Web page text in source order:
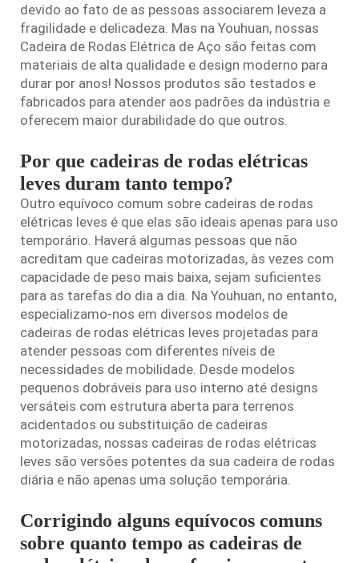
devido ao fato de as pessoas associarem leveza a
fragilidade e delicadeza. Mas na Youhuan, nossas
Cadeira de Rodas Elétrica de Aço são feitas com
materiais de alta qualidade e design moderno para
durar por anos! Nossos produtos são testados e
fabricados para atender aos padrões da indústria e
oferecem maior durabilidade do que outros.
Por que cadeiras de rodas elétricas
leves duram tanto tempo?
Outro equívoco comum sobre cadeiras de rodas
elétricas leves é que elas são ideais apenas para uso
temporário. Haverá algumas pessoas que não
acreditam que cadeiras motorizadas, às vezes com
capacidade de peso mais baixa, sejam suficientes
para as tarefas do dia a dia. Na Youhuan, no entanto,
especializamo-nos em diversos modelos de
cadeiras de rodas elétricas leves projetadas para
atender pessoas com diferentes níveis de
necessidades de mobilidade. Desde modelos
pequenos dobráveis para uso interno até designs
versáteis com estrutura aberta para terrenos
acidentados ou substituição de cadeiras
motorizadas, nossas cadeiras de rodas elétricas
leves são versões potentes da sua cadeira de rodas
diária e não apenas uma solução temporária.
Corrigindo alguns equívocos comuns
sobre quanto tempo as cadeiras de